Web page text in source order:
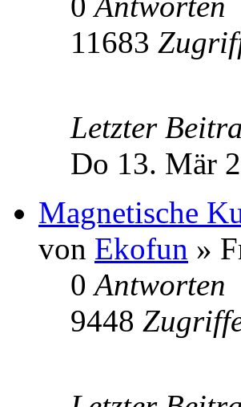
11683
Letzter
Do 13. Mär
Magnetische
von Ekofun »
0Antworten
9448